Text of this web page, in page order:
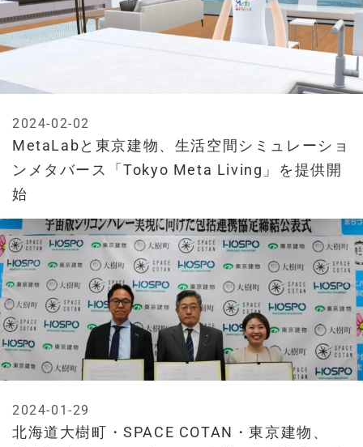
MetaLabと東京建物、生活空間シミュレーショ
ンメタバース「Tokyo Meta Living」を提供開
始
2024-02-02
北海道大樹町・SPACE COTAN・東京建物、
2024-01-29